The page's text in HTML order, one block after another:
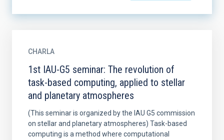
CHARLA
1st IAU-G5 seminar: The revolution of
task-based computing, applied to stellar
and planetary atmospheres
(This seminar is organized by the IAU G5 commission
on stellar and planetary atmospheres) Task-based
computing is a method where computational